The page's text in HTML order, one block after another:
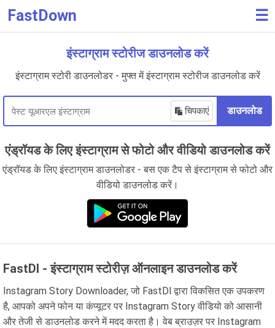
FastDown ☰
इंस्टाग्राम स्टोरीज डाउनलोड करें
इंस्टाग्राम स्टोरी डाउनलोडर - मुफ्त में इंस्टाग्राम स्टोरीज डाउनलोड करें
चिपकाएं डाउनलोड
एंड्रॉयड के लिए इंस्टाग्राम से फोटो और वीडियो डाउनलोड करें
एंड्रॉयड के लिए इंस्टाग्राम डाउनलोडर - बस एक टैप से इंस्टाग्राम से फोटो और
वीडियो डाउनलोड करें।
FastDl - इंस्टाग्राम स्टोरीज़ ऑनलाइन डाउनलोड करें
Instagram Story Downloader, जो FastDl द्वारा विकसित एक उपकरण
है, आपको अपने फोन या कंप्यूटर पर Instagram Story वीडियो को आसानी
और तेजी से डाउनलोड करने में मदद करता है। वेब ब्राउज़र पर Instagram